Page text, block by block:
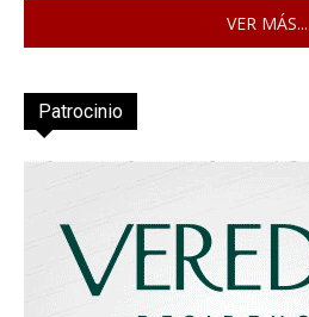
VER MÁS...
Patrocinio